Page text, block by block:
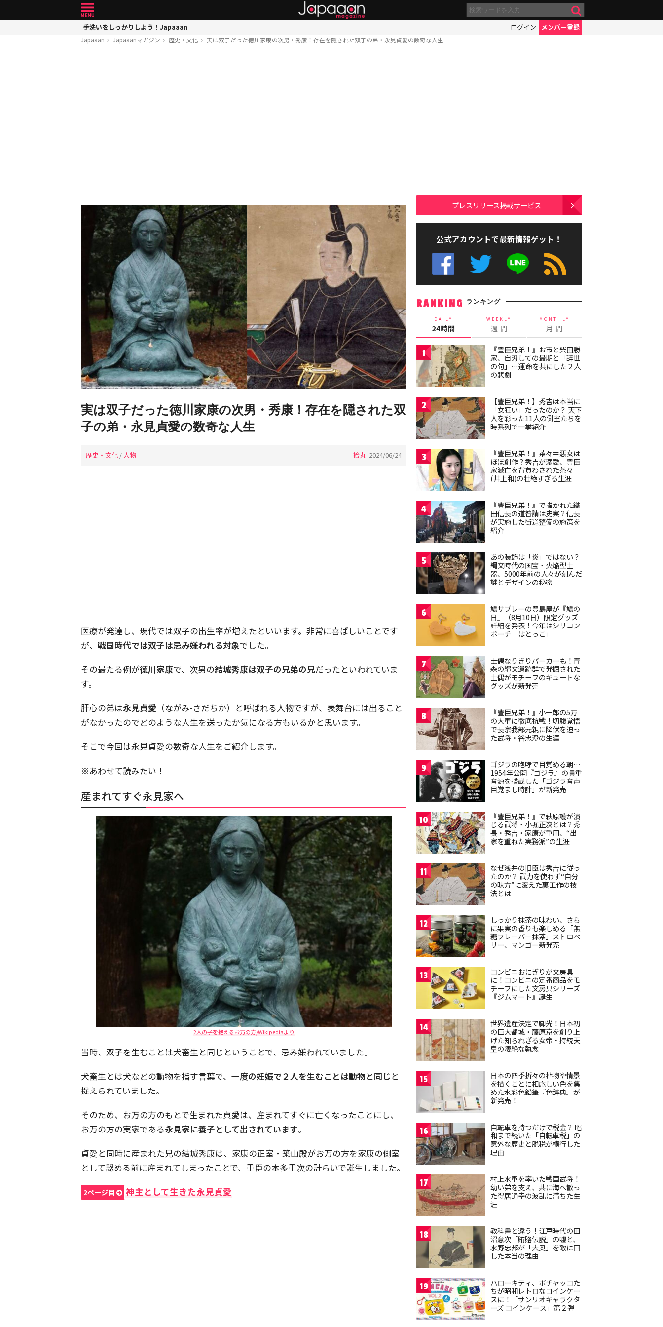
手洗いをしっかりしよう！Japaaan ログイン メンバー登録
Japaaan Japaaanマガジン 歴史・文化 実は双子だった徳川家康の次男・秀康！存在を隠された双子の弟・永見貞愛の数奇な人生
実は双子だった徳川家康の次男・秀康！存在を隠された双
子の弟・永見貞愛の数奇な人生
歴史・文化 / 人物 拾丸 2024/06/24
医療が発達し、現代では双子の出生率が増えたといいます。非常に喜ばしいことです
が、 戦国時代では双子は忌み嫌われる対象でした。
その最たる例が徳川家康で、次男の結城秀康は双子の兄弟の兄だったといわれていま
す。
肝心の弟は永見貞愛 （ながみ-さだちか）と呼ばれる人物ですが、表舞台には出ること
がなかったのでどのような人生を送ったか気になる方もいるかと思います。
そこで今回は永見貞愛の数奇な人生をご紹介します。
※あわせて読みたい！
産まれてすぐ永見家へ
2人の子を抱えるお万の方/Wikipediaより
当時、双子を生むことは犬畜生と同じということで、忌み嫌われていました。
犬畜生とは犬などの動物を指す言葉で、 一度の妊娠で２人を生むことは動物と同じと
捉えられていました。
そのため、お万の方のもとで生まれた貞愛は、産まれてすぐに亡くなったことにし、
お万の方の実家である永見家に養子として出されています。
貞愛と同時に産まれた兄の結城秀康は、家康の正室・築山殿がお万の方を家康の側室
として認める前に産まれてしまったことで、重臣の本多重次の計らいで誕生しました。
2ページ目 神主として生きた永見貞愛
プレスリリース掲載サービス
公式アカウントで最新情報ゲット！
RANKING ランキング
DAILY
24時間
WEEKLY
週 間
MONTHLY
月 間
1
『豊臣兄弟！』お市と柴田勝
家、自刃しての最期と「辞世
の句」…運命を共にした２人
の悲劇
2
【豊臣兄弟！】秀吉は本当に
「女狂い」だったのか？ 天下
人を彩った11人の側室たちを
時系列で一挙紹介
3
『豊臣兄弟！』茶々＝悪女は
ほぼ創作？秀吉が溺愛、豊臣
家滅亡を背負わされた茶々
(井上和)の壮絶すぎる生涯
4
『豊臣兄弟！』で描かれた織
田信長の道普請は史実？信長
が実施した街道整備の施策を
紹介
5
あの装飾は「炎」ではない？
縄文時代の国宝・火焔型土
器、5000年前の人々が刻んだ
謎とデザインの秘密
6
鳩サブレーの豊島屋が『鳩の
日』（8月10日）限定グッズ
詳細を発表！今年はシリコン
ポーチ「はとっこ」
7
土偶なりきりパーカーも！青
森の縄文遺跡群で発掘された
土偶がモチーフのキュートな
グッズが新発売
8
『豊臣兄弟！』小一郎の5万
の大軍に徹底抗戦！切腹覚悟
で長宗我部元親に降伏を迫っ
た武将・谷忠澄の生涯
9
ゴジラの咆哮で目覚める朝…
1954年公開『ゴジラ』の貴重
音源を搭載した「ゴジラ音声
目覚まし時計」が新発売
10
『豊臣兄弟！』で萩原護が演
じる武将・小堀正次とは？秀
長・秀吉・家康が重用、“出
家を重ねた実務派”の生涯
11
なぜ浅井の旧臣は秀吉に従っ
たのか？ 武力を使わず“自分
の味方”に変えた裏工作の技
法とは
12
しっかり抹茶の味わい、さら
に果実の香りも楽しめる「無
糖フレーバー抹茶」ストロベ
リー、マンゴー新発売
13
コンビニおにぎりが文房具
に！コンビニの定番商品をモ
チーフにした文房具シリーズ
『ジムマート』誕生
14
世界遺産決定で脚光！日本初
の巨大都城・藤原京を創り上
げた知られざる女帝・持統天
皇の凄絶な執念
15
日本の四季折々の植物や情景
を描くことに相応しい色を集
めた水彩色鉛筆『色辞典』が
新発売！
16
自転車を持つだけで税金？ 昭
和まで続いた「自転車税」の
意外な歴史と脱税が横行した
理由
17
村上水軍を率いた戦国武将！
幼い弟を支え、共に海へ散っ
た得居通幸の波乱に満ちた生
涯
18
教科書と違う！江戸時代の田
沼意次「賄賂伝説」の嘘と、
水野忠邦が「大奥」を敵に回
した本当の理由
19
ハローキティ、ポチャッコた
ちが昭和レトロなコインケー
スに！「サンリオキャラクタ
ーズ コインケース」第２弾